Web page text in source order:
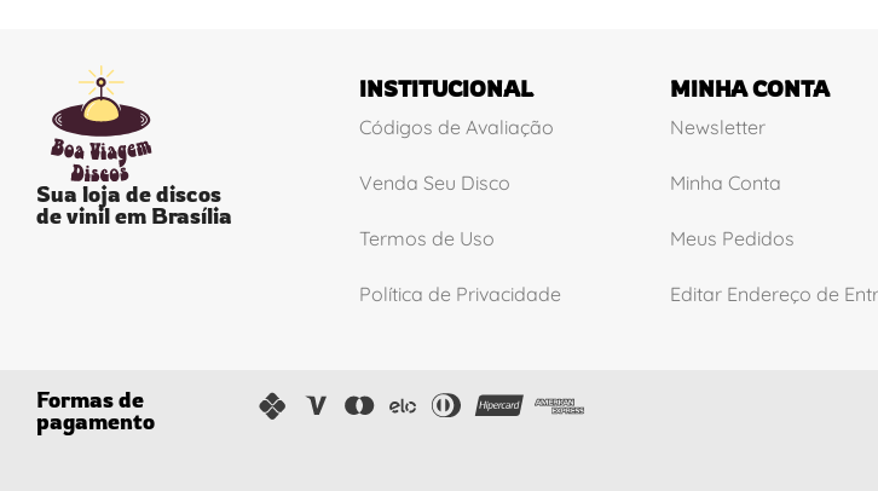
Sua loja de discos
de vinil em Brasília
INSTITUCIONAL
Códigos de Avaliação
Venda Seu Disco
Termos de Uso
Política de Privacidade
MINHA CONTA
Newsletter
Minha Conta
Meus Pedidos
Editar Endereço de
Formas de
pagamento